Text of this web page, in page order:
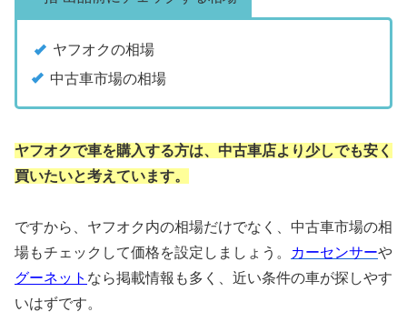
ヤフオクの相場
中古車市場の相場
ヤフオクで車を購入する方は、中古車店より 少しでも安く
買いたいと考えています。
ですから、ヤフオク内の相場だけでなく、中古車市場の相
場もチェックして価格を設定しましょう。
カーセンサーや
グーネット なら掲載情報も多く、近い条件の車が探しやす
いはずです。